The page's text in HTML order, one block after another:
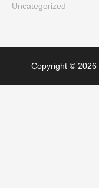
Uncategorized
Copyright © 2026